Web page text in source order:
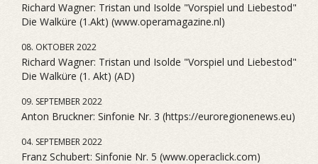
Richard Wagner: Tristan und Isolde "Vorspiel und Liebestod"
Die Walküre (1.Akt) (www.operamagazine.nl)
08. OKTOBER 2022
Richard Wagner: Tristan und Isolde "Vorspiel und Liebestod"
Die Walküre (1. Akt) (AD)
09. SEPTEMBER 2022
Anton Bruckner: Sinfonie Nr. 3 (https://euroregionenews.eu)
04. SEPTEMBER 2022
Franz Schubert: Sinfonie Nr. 5 (www.operaclick.com)